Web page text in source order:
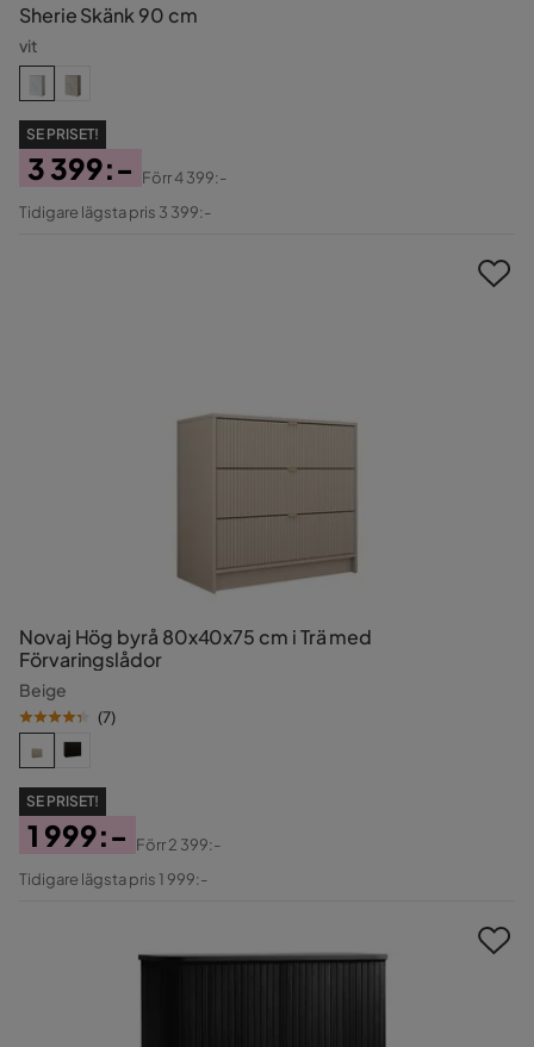
Sherie Skänk 90 cm
vit
SE PRISET!
Pris
3 399:-
Original
Förr4 399:-
Tidigare lägsta pris 3 399:-
Novaj Hög byrå 80x40x75 cm i Trä med
Förvaringslådor
Beige
(7)
SE PRISET!
Pris
1 999:-
Original
Förr2 399:-
Tidigare lägsta pris 1 999:-